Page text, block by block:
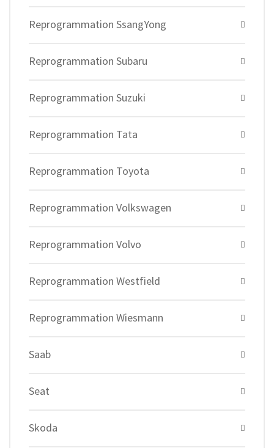
Reprogrammation SsangYong
Reprogrammation Subaru
Reprogrammation Suzuki
Reprogrammation Tata
Reprogrammation Toyota
Reprogrammation Volkswagen
Reprogrammation Volvo
Reprogrammation Westfield
Reprogrammation Wiesmann
Saab
Seat
Skoda